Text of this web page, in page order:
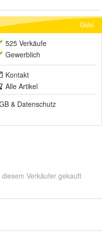
Gold
525 Verkäufe
Gewerblich
Kontakt
Alle Artikel
& Datenschutz
Verkäufer gekauft